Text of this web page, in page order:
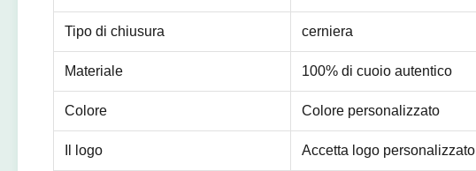
Tipo di chiusura cerniera
Materiale 100% di cuoio autentico
Colore Colore personalizzato
Il logo Accetta logo personalizzato